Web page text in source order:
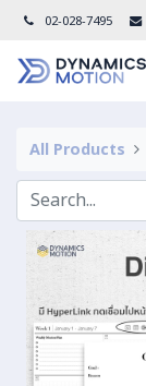
02-028-7495
All Products